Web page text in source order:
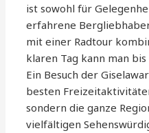
ist sowohl für
erfahrene
mit einer Radtour
klaren Tag kann man
Ein Besuch der
besten
sondern die ganze
vielfältigen